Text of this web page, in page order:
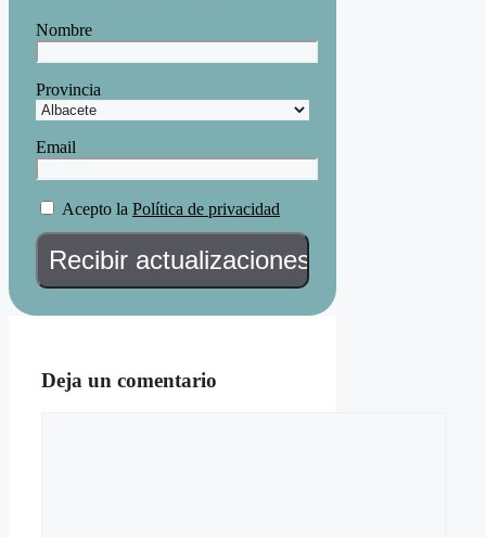
Nombre
Provincia
Email
Acepto la Política de privacidad
Deja un comentario